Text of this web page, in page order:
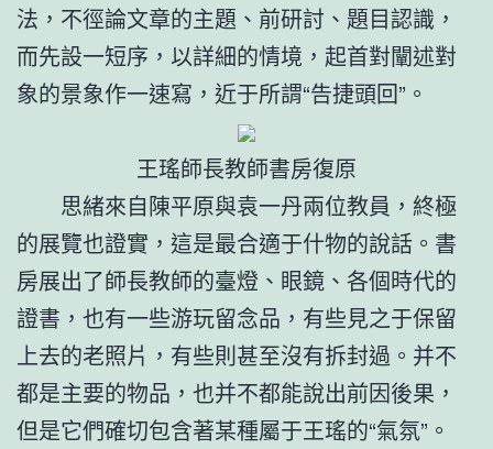
法，不徑論文章的主題、前研討、題目認識，
而先設一短序，以詳細的情境，起首對闡述對
象的景象作一速寫，近于所謂“告捷頭回”。
王瑤師長教師書房復原
思緒來自陳平原與袁一丹兩位教員，終極
的展覽也證實，這是最合適于什物的說話。書
房展出了師長教師的臺燈、眼鏡、各個時代的
證書，也有一些游玩留念品，有些見之于保留
上去的老照片，有些則甚至沒有拆封過。并不
都是主要的物品，也并不都能說出前因後果，
但是它們確切包含著某種屬于王瑤的“氣氛”。